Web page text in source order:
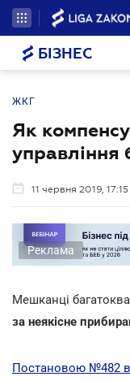
БІЗНЕС
ЖКГ
Як
управління
11 червня 2019, 17:15
Реклама
Мешканці
за неякісне
Постановою №482